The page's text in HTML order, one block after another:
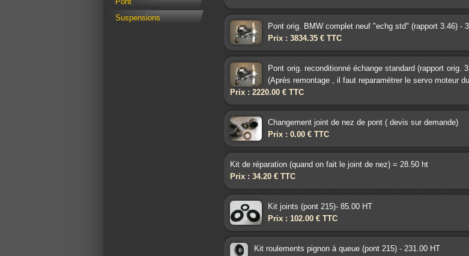
Suspensions
Pont orig. BMW complet neuf "echg std" (rapport 3.46) -
Prix : 3834.35 € TTC
Pont orig. reconditionné échange standard (rapport
(Après remontage , il faut reparamétrer le servo moteur
Prix : 2220.00 € TTC
Changement joint de nez de pont ( devis sur demande)
Prix : 0.00 € TTC
Kit de réparation (quand on fait le joint de nez) = 28.50 ht
Prix : 34.20 € TTC
Kit joints (pont 215)- 85.00 HT
Prix : 102.00 € TTC
Kit roulements pignon à queue (pont 215) - 231.00 HT